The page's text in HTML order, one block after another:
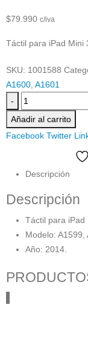
$79.990 c/iva
Táctil para iPad Mini
SKU: 1001588
A1600 A1601
-
Añadir al carrito
Facebook Twitter
Descripción
Descripción
Táctil para iPad
Modelo: A1599,
Año: 2014.